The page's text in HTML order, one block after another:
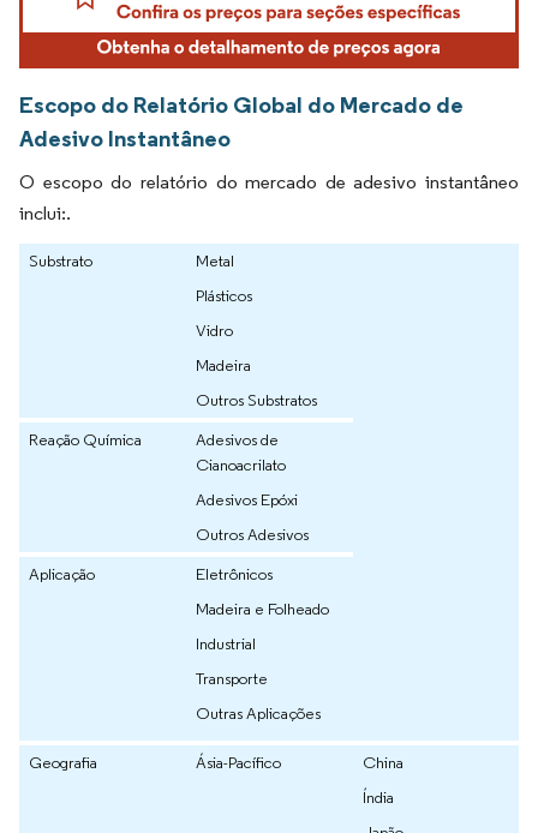
Escopo do Relatório Global do Mercado de
Adesivo Instantâneo
O escopo do relatório do mercado de adesivo instantâneo
inclui:.
Substrato
Metal
Plásticos
Vidro
Madeira
Outros Substratos
Reação Química
Adesivos de
Cianoacrilato
Adesivos Epóxi
Outros Adesivos
Aplicação
Eletrônicos
Madeira e Folheado
Industrial
Transporte
Outras Aplicações
Geografia Ásia-Pacífico
China
Índia